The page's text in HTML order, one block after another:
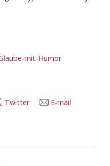
mit-Humor
Twitter E-mail